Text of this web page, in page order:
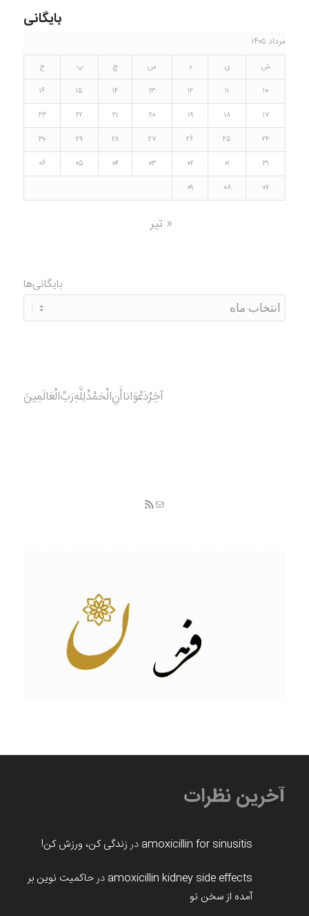
بایگانی
مرداد ۱۴۰۵
ش ی د س چ پ
ج
۱۰
۱۱ ۱۲ ۱۳ ۱۴ ۱۵
۱۶
۱۷
۱۸ ۱۹ ۲۰ ۲۱ ۲۲
۲۳
۲۴
۲۵ ۲۶ ۲۷ ۲۸ ۲۹
۳۰
۳۱
۰۱ ۰۲ ۰۳ ۰۴ ۰۵
۰۶
۰۷
۰۸ ۰۹
« تیر
بایگانی‌ها
آخِرُدَعْوَانا‌أَنِ‌الْحَمْدُ‌‌‌لِلَّهِ‌رَبِّ‌الْعَالَمِينَ
آخرین نظرات
amoxicillin for sinusitis در زندگی کن، ورزش کن!
amoxicillin kidney side effects درحاکمیت نوین بر
آمده از سخن نو